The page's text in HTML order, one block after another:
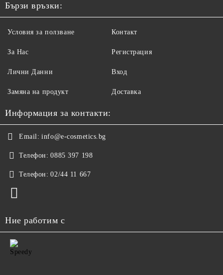
Бързи връзки:
Условия за ползване
За Нас
Лични Данни
Замяна на продукт
Контакт
Регистрация
Вход
Доставка
Информация за контакти:
Email: info@e-cosmetics.bg
Телефон: 0885 397 198
Телефон: 02/44 11 667
Ние работим с